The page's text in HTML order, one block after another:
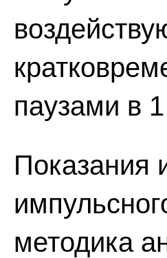
паузами в
Показания
методика